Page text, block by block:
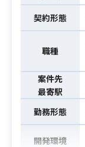
契約形態
職種
案件先
最寄駅
勤務形態
開発環境